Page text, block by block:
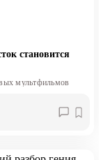
становится
мультфильмов